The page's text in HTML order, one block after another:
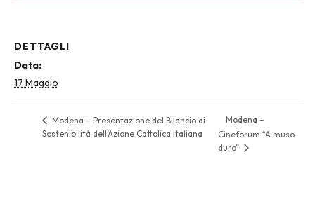
DETTAGLI
Data:
17 Maggio
Modena – Presentazione del Bilancio di
Sostenibilità dell’Azione Cattolica Italiana
Modena –
Cineforum “A muso
duro”